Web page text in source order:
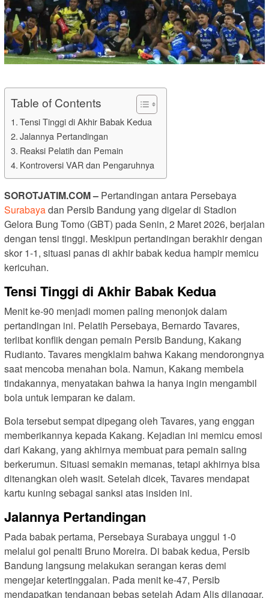
Table of Contents
Tensi Tinggi di Akhir Babak Kedua
Jalannya Pertandingan
Reaksi Pelatih dan Pemain
Kontroversi VAR dan Pengaruhnya
SOROTJATIM.COM –
Surabayadan Persib Bandung yang digelar di Stadion
Gelora Bung Tomo (GBT) pada Senin, 2 Maret 2026, berjalan
dengan tensi tinggi. Meskipun pertandingan berakhir dengan
skor 1-1, situasi panas di akhir babak kedua hampir memicu
kericuhan.
Tensi Tinggi di Akhir Babak Kedua
Menit ke-90 menjadi momen paling menonjok dalam
pertandingan ini. Pelatih Persebaya, Bernardo Tavares,
terlibat konflik dengan pemain Persib Bandung, Kakang
Rudianto. Tavares mengklaim bahwa Kakang mendorongnya
saat mencoba menahan bola. Namun, Kakang membela
tindakannya, menyatakan bahwa ia hanya ingin mengambil
bola untuk lemparan ke dalam.
Bola tersebut sempat dipegang oleh Tavares, yang enggan
memberikannya kepada Kakang. Kejadian ini memicu emosi
dari Kakang, yang akhirnya membuat para pemain saling
berkerumun. Situasi semakin memanas, tetapi akhirnya bisa
ditenangkan oleh wasit. Setelah dicek, Tavares mendapat
kartu kuning sebagai sanksi atas insiden ini.
Jalannya Pertandingan
Pada babak pertama, Persebaya Surabaya unggul 1-0
melalui gol penalti Bruno Moreira. Di babak kedua, Persib
Bandung langsung melakukan serangan keras demi
mengejar ketertinggalan. Pada menit ke-47, Persib
mendapatkan tendangan bebas setelah Adam Alis dilanggar.